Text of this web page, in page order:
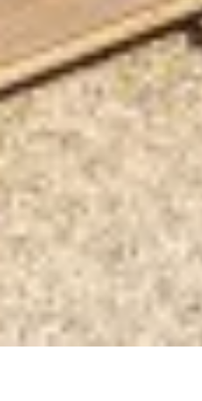
Kompozit palack
FLAGA KISOKOS
Cseretelep kereső